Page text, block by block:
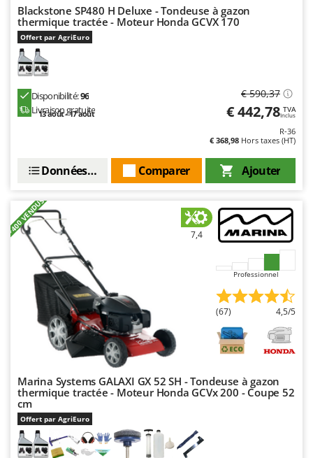
Officine Savioli
Oliviero
Olix
OMA
Omas
Ompagrill
Outdoorchef
P
Palazzetti
Palumbo Pavi
Partisani
Paterlini
Philips
Pramac
Prismafood
R
R.G.V.
Rato
Reber
Redback
Blackstone SP480 H Deluxe - Tondeuse à gazon
thermique tractée - Moteur Honda GCVX 170
Offert par AgriEuro
Disponibilité:96
Livraison gratuite
13 août - 17 août
€ 590,37
€ 442,78 TVA
Inclus
R-36
€ 368,98 Hors taxes (HT)
Ajouter
Comparer
Données techniques
+400 VENDUS 7,4
Professionnel
(67) 4,5/5
Marina Systems GALAXI GX 52 SH - Tondeuse à gazon
thermique tractée - Moteur Honda GCVx 200 - Coupe 52
cm
Offert par AgriEuro